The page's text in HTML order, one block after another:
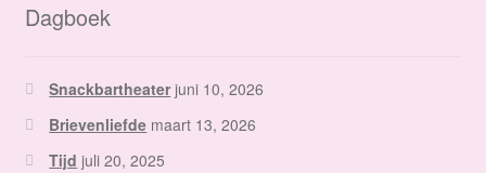
Dagboek
Snackbartheater juni 10, 2026
Brievenliefde maart 13, 2026
Tijd juli 20, 2025